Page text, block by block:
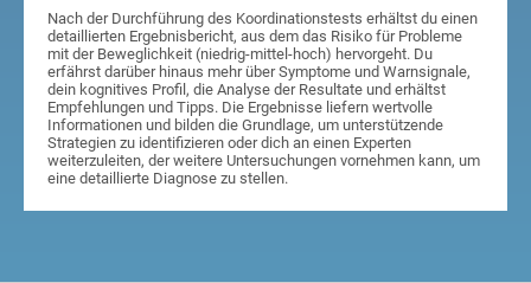
Nach der Durchführung des Koordinationstests erhältst du einen
detaillierten Ergebnisbericht, aus dem das Risiko für Probleme
mit der Beweglichkeit (niedrig-mittel-hoch) hervorgeht. Du
erfährst darüber hinaus mehr über Symptome und Warnsignale,
dein kognitives Profil, die Analyse der Resultate und erhältst
Empfehlungen und Tipps. Die Ergebnisse liefern wertvolle
Informationen und bilden die Grundlage, um unterstützende
Strategien zu identifizieren oder dich an einen Experten
weiterzuleiten, der weitere Untersuchungen vornehmen kann, um
eine detaillierte Diagnose zu stellen.